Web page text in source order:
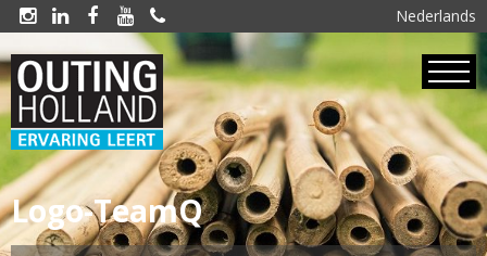
Nederlands
    
Logo-TeamQ